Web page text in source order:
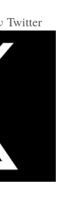
τις νέες
του,
με μία
ο
ΕΙΚΟΝΑ)
Twitter